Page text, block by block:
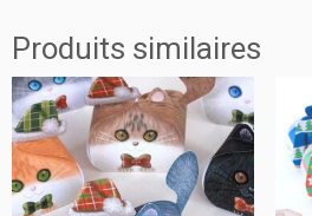
Produits similaires